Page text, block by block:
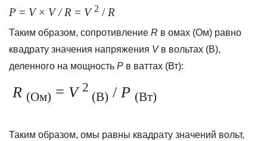
P = V× V / R = V 2 /R
Таким образом, сопротивление R в омах (Ом) равно
квадрату значения напряжения Vв вольтах (В),
деленного на мощность P в ваттах (Вт):
R (Ом) = V 2
(В) / P (Вт)
Таким образом, омы равны квадрату значений вольт,